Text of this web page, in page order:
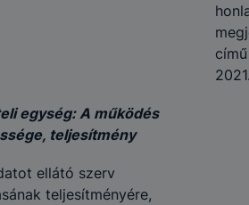
egység: A működés
teljesítmény
ellátó szerv
teljesítményére,